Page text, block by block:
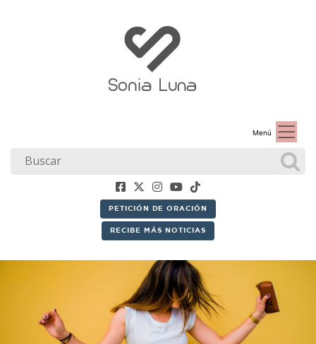
Menú
PETICIÓN DE ORACIÓN
RECIBE MÁS NOTICIAS